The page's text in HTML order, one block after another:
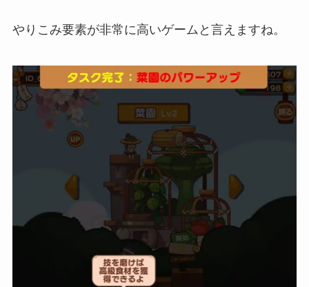
やりこみ要素が非常に高いゲームと言えますね。